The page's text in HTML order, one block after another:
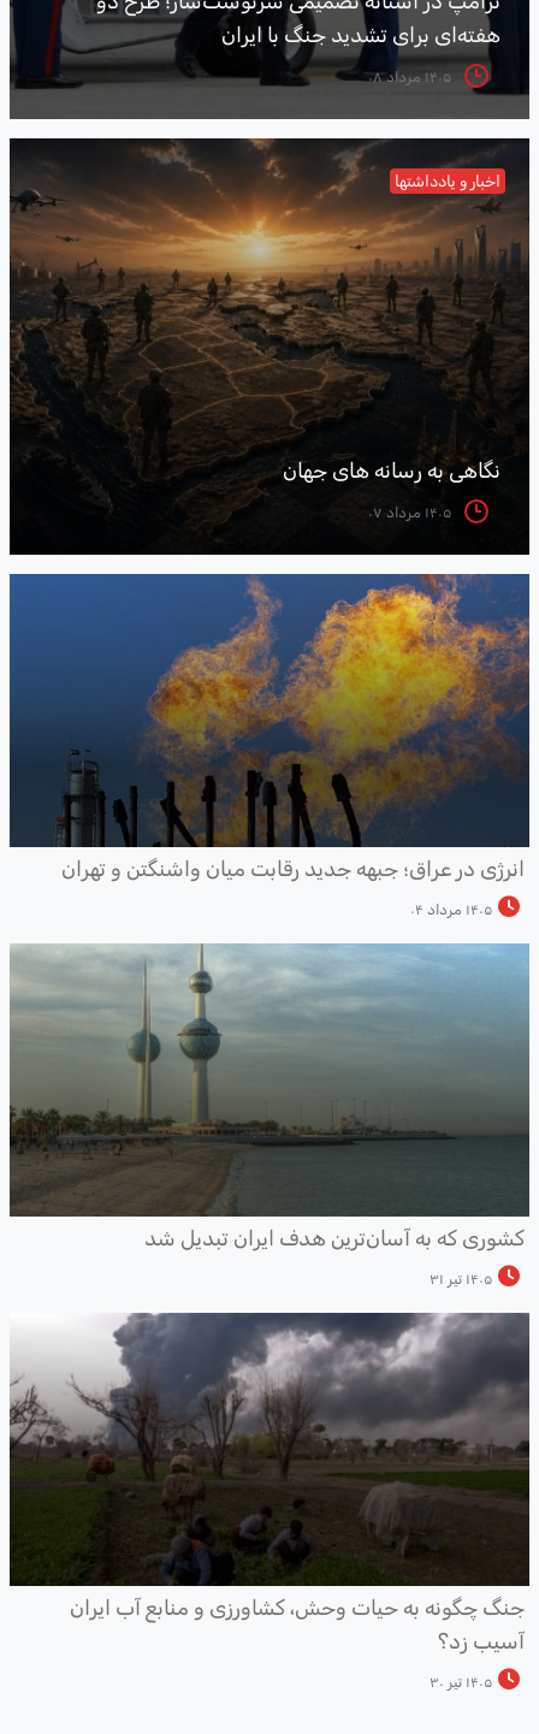
هفته‌ای برای تشدید جنگ با ایران
۱۴۰۵ مرداد ۰۸
نگاهی به رسانه های جهان
۱۴۰۵ مرداد ۰۷
اخبار و یادداشتها
در عراق؛ جبهه جدید رقابت میان واشنگتن و تهران
۱۴۰۵ مرداد ۰۴
که به آسان‌ترین هدف ایران تبدیل شد
۱۴۰۵ تیر ۳۱
چگونه به حیات وحش، کشاورزی و منابع آب ایران
زد؟
۱۴۰۵ تیر ۳۰